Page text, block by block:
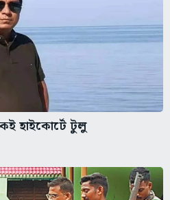
হাইকোর্টে টুলু